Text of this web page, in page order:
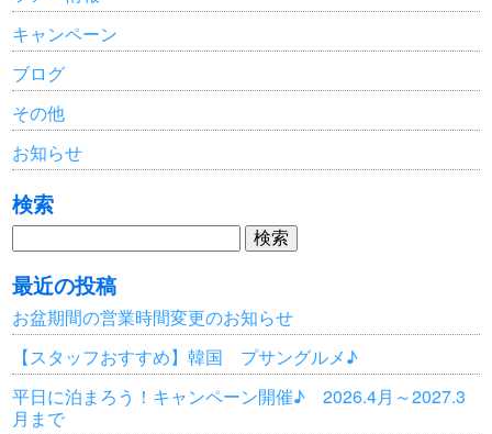
キャンペーン
ブログ
その他
お知らせ
検索
検
索:
最近の投稿
お盆期間の営業時間変更のお知らせ
【スタッフおすすめ】韓国 プサングルメ♪
平日に泊まろう！キャンペーン開催♪ 2026.4月～2027.3
月まで